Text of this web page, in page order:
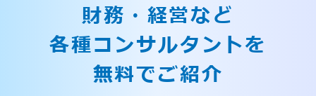
財務・経営など
各種コンサルタントを
無料でご紹介